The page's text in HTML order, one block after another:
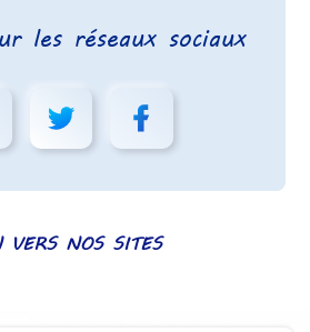
les réseaux sociaux
VERS NOS SITES